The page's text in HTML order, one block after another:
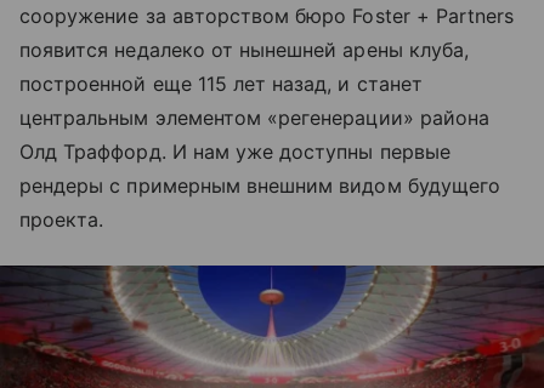
сооружение за авторством бюро Foster + Partners
появится недалеко от нынешней арены клуба,
построенной еще 115 лет назад, и станет
центральным элементом «регенерации» района
Олд Траффорд. И нам уже доступны первые
рендеры с примерным внешним видом будущего
проекта.